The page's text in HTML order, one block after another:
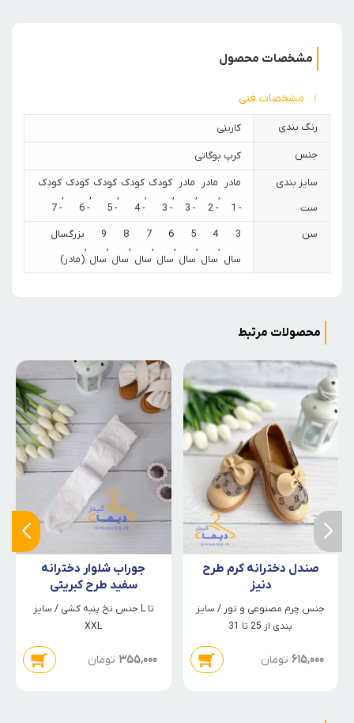
مشخصات محصول
مشخصات فنی
رنگ بندی کاربنی
جنس کرپ بوگاتی
سایز بندی
ست
مادر
- 1
,
مادر
- 2
,
مادر
- 3
,
کودک
- 3
,
کودک
- 4
,
کودک
- 5
,
کودک
- 6
,
کودک
- 7
سن
3
سال
,
4
سال
,
5
سال
,
6
سال
,
7
سال
,
8
سال
,
9
سال
,
بزرگسال
(مادر)
محصولات مرتبط
صندل دخترانه کرم طرح
دنیز
جنس چرم مصنوعی و تور / سایز
بندی از 25 تا 31
615,000 تومان
جوراب شلوار دخترانه
سفید طرح کبریتی
جنس نخ پنبه کشی / سایز L تا
XXL
355,000 تومان